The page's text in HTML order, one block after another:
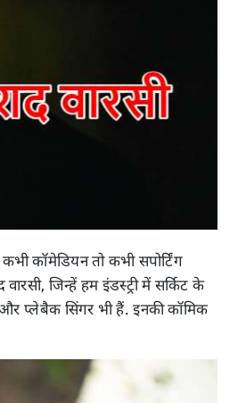
कॉमेडियन तो कभी सपोर्टिंग
जिन्हें हम इंडस्ट्री में सर्किट के
प्लेबैक सिंगर भी हैं. इनकी कॉमिक